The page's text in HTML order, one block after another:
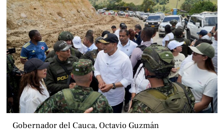
Gobernador del Cauca, Octavio Guzmán